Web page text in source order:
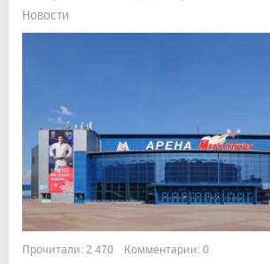
Новости
Прочитали: 2 470 Комментарии: 0